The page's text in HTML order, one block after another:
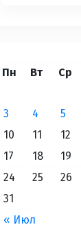
Пн Вт Ср
« Июл
3
4 5
10
11 12
17
18 19
24
25 26
31